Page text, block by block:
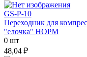
GS-P-10
Переходник для
"елочка" НОРМ
0 шт
48,04 ₽